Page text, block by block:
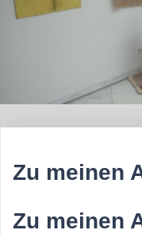
Zu meinen
Zu meinen